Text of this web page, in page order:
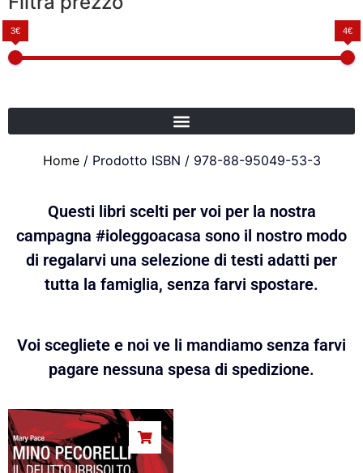
3€ 4€
Home/ Prodotto ISBN / 978-88-95049-53-3
Questi libri scelti per voi per la nostra
campagna #ioleggoacasa sono il nostro modo
di regalarvi una selezione di testi adatti per
tutta la famiglia, senza farvi spostare.
Voi scegliete e noi ve li mandiamo senza farvi
pagare nessuna spesa di spedizione.